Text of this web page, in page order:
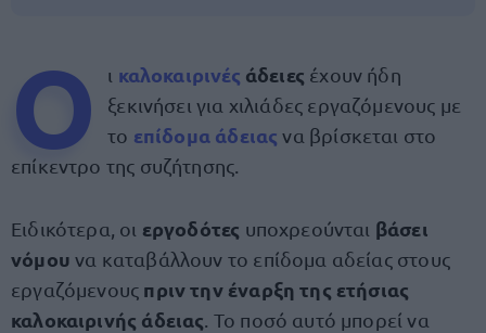
Ο ι καλοκαιρινές άδειες έχουν ήδη
ξεκινήσει για χιλιάδες εργαζόμενους με
το επίδομα άδειας να βρίσκεται στο
επίκεντρο της συζήτησης.
Ειδικότερα, οι εργοδότες υποχρεούνται βάσει
νόμου να καταβάλλουν το επίδομα αδείας στους
εργαζόμενους πριν την έναρξη της ετήσιας
καλοκαιρινής άδειας . Το ποσό αυτό μπορεί να